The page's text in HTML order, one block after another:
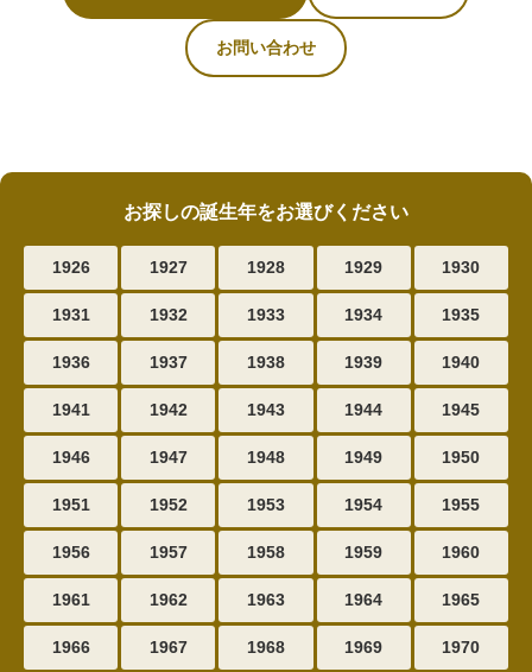
お問い合わせ
お探しの誕生年をお選びください
1926 1927 1928 1929 1930
1931 1932 1933 1934 1935
1936 1937 1938 1939 1940
1941 1942 1943 1944 1945
1946 1947 1948 1949 1950
1951 1952 1953 1954 1955
1956 1957 1958 1959 1960
1961 1962 1963 1964 1965
1966 1967 1968 1969 1970